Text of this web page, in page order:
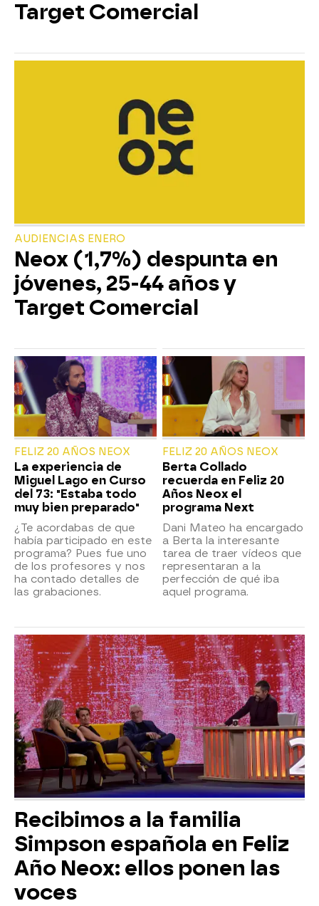
Target Comercial
AUDIENCIAS ENERO
Neox (1,7%) despunta en
jóvenes, 25-44 años y
Target Comercial
FELIZ 20 AÑOS NEOX
La experiencia de
Miguel Lago en Curso
del 73: "Estaba todo
muy bien preparado"
¿Te acordabas de que
había participado en este
programa? Pues fue uno
de los profesores y nos
ha contado detalles de
las grabaciones.
FELIZ 20 AÑOS NEOX
Berta Collado
recuerda en Feliz 20
Años Neox el
programa Next
Dani Mateo ha encargado
a Berta la interesante
tarea de traer vídeos que
representaran a la
perfección de qué iba
aquel programa.
Recibimos a la familia
Simpson española en Feliz
Año Neox: ellos ponen las
voces